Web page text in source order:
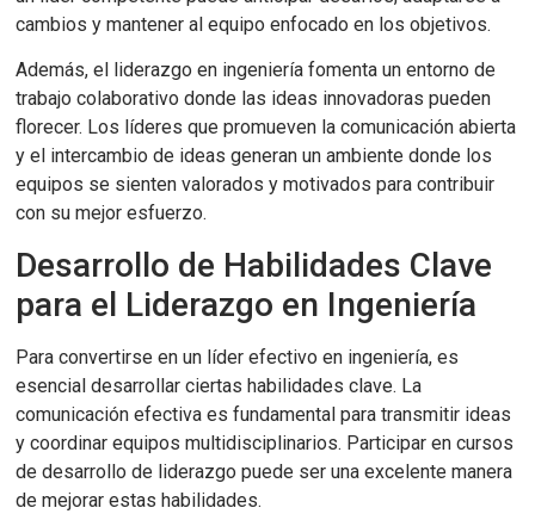
cambios y mantener al equipo enfocado en los objetivos.
Además, el liderazgo en ingeniería fomenta un entorno de
trabajo colaborativo donde las ideas innovadoras pueden
florecer. Los líderes que promueven la comunicación abierta
y el intercambio de ideas generan un ambiente donde los
equipos se sienten valorados y motivados para contribuir
con su mejor esfuerzo.
Desarrollo de Habilidades Clave
para el Liderazgo en Ingeniería
Para convertirse en un líder efectivo en ingeniería, es
esencial desarrollar ciertas habilidades clave. La
comunicación efectiva es fundamental para transmitir ideas
y coordinar equipos multidisciplinarios. Participar en cursos
de desarrollo de liderazgo puede ser una excelente manera
de mejorar estas habilidades.